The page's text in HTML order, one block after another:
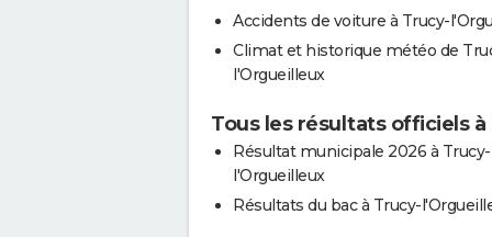
Accidents de voiture à Trucy-
Climat et historique météo de
l'Orgueilleux
Tous les résultats officiels
Résultat municipale 2026 à Trucy-
l'Orgueilleux
Résultats du bac à Trucy-